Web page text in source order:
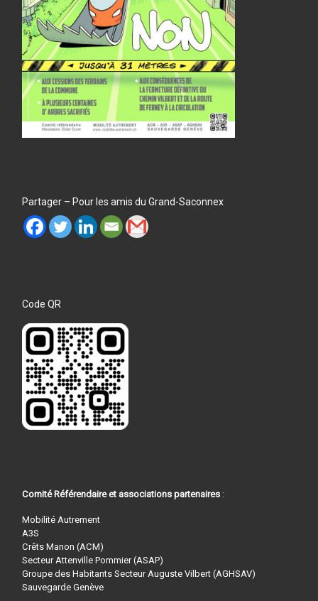
Partager – Pour les amis du Grand-Saconnex
Code QR
Comité Référendaire et associations partenaires :
Mobilité Autrement
A3S
Crêts Manon (ACM)
Secteur Attenville Pommier (ASAP)
Groupe des Habitants Secteur Auguste Vilbert (AGHSAV)
Sauvegarde Genève